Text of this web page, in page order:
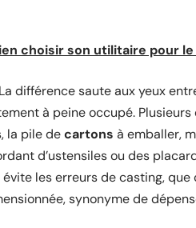
choisir son utilitaire pour
différence saute aux yeux
à peine occupé.
la pile decartons à emballer,
d’ustensiles ou des
évite les erreurs de casting,
synonyme de